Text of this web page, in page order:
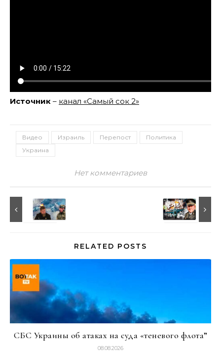
Источник – канал «Самый сок 2»
Видео Израиль Перепост
Политика
Украина
Нет комментариев
RELATED POSTS
СБС Украины об атаках на суда «теневого флота”
08.08.2026